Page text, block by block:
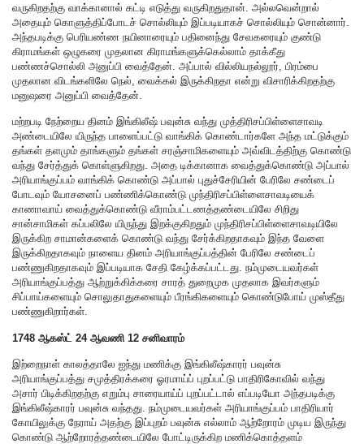
வருகிறதற்கு வாக்கானால் கட்டி எடுத்து வருகிறதுதான். அல்லவென்றால்
அதையும் கொளுத்திப்போடச் சொல்லியும் இப்படியாகச் சொல்லியும் சொன்னார்.
அந்தபடிக்கு பெரியண்ண நயினாரையும் பதினைந்து சேவகரையும் குண்டு
கிராமங்கள் ஒழுகரை முதலான கிராமங்களுக்கெல்லாம் தாக்கீது
பண்ணச்சொல்லி அனுப்பி வைத்தேன். அப்பால் வில்லியநல்லூர், பிரம்பை
முதலான விடங்களிலே நெல், வைக்கல் இருக்கிறதா என்று விசாரிக்கிறதற்கு
மனுஷரை அனுப்பி வைத்தேன்.
மற்றபடி நேற்றைய தினம் இங்கிலீஷ் பவுன்சு வந்து முத்திரிசப்பிள்ளைசாவடி
அண்டையிலே யிருந்த பாளைப்பட்டு வாங்கிக் கொண்டார்களே அந்த மட்டுக்கும்
தங்கள் தளமும் தாங்களும் தங்கள் சரஞ்சாமிகளையும் அவ்விடத்திற்கு கொண்டு
வந்து சேர்த்துக் கொள்ளுகிறது. அதை டிக்கானாக வைத்துக்கொண்டு அப்பால்
அரியாங்குப்பம் வாங்கிக் கொண்டு அப்பால் புதுச்சேரியின் பேரிலே சண்டைப்
போடவும் யோசனைப் பண்ணிக்கொண்டு முந்திரிசப்பிள்ளைசாவடியைக்
காணாவாய் வைத்துக்கொண்டு வீராம்பட்டணத்தண்டையிலே சிறிது
சான்சாமிகள் கப்பலிலே யிருந்து இறக்குகிறதும் முந்திரிசப்பிள்ளைசாவடியிலே
இருக்கிற சாமான்களைக் கொண்டு வந்து சேர்க்கிறதாகவும் இந்த வேளை
இருக்கிறதாகவும் நாளைய தினம் அரியாங்குப்பத்தின் பேரிலே சண்டைப்
பண்ணுகிறதாகவும் இப்படியாக சேதி கேழ்க்கப்பட்டது. நம்முடையவர்கள்
அரியாங்குப்பத்து ஆற்றுக்கிக்கரை சாரத் துறைமுக முதலாக இவர்களும்
சிப்பாய்களையும் சொலுதாதுகளையும் பீரங்கிகளையும் கொண்டுபோய் முஸ்தீது
பண்ணுகிறார்கள்.
1748 ஆகஸ்ட் 24 ஆவணி 12 சனிவாரம்
இற்றைநாள் காலத்தாலே ஐந்து மணிக்கு இங்கிலீஷ்காரர் பவுன்சு
அரியாங்குப்பத்து சமுத்திரக்கரை ஓரமாய்ப் புறப்பட்டு பாதிரிகோவில் வந்து
அசார் பிடிக்கிறதற்கு எறும்பு சாரையாய்ப் புறப்பட்டால் எப்படியோ அந்தபடிக்கு
இங்கிலீஷ்காரர் பவுன்சு வந்தது. நம்முடையவர்கள் அரியாங்குப்பம் பாதிரியார்
கோயிலுக்கு நேராய் அதற்கு இப்புறம் பவுன்சு எல்லாம் ஆற்றோரம் முடிய இருந்து
கொண்டு ஆற்றோரத்தண்டையிலே போட்டிருக்கிற மணிக்கொத்தளம்